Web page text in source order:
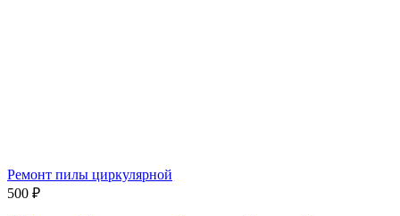
Ремонт пилы циркулярной
500 ₽